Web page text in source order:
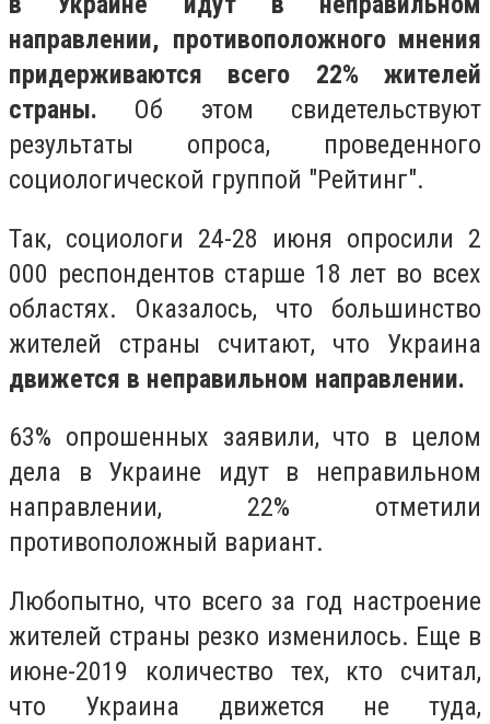
направлении, противоположного мнения
придерживаются всего 22% жителей
страны. Об этом свидетельствуют
результаты опроса, проведенного
социологической группой "Рейтинг".
Так, социологи 24-28 июня опросили 2
000 респондентов старше 18 лет во всех
областях. Оказалось, что большинство
жителей страны считают, что Украина
движется в неправильном направлении.
63% опрошенных заявили, что в целом
дела в Украине идут в неправильном
направлении, 22% отметили
противоположный вариант.
Любопытно, что всего за год настроение
жителей страны резко изменилось. Еще в
июне-2019 количество тех, кто считал,
что Украина движется не туда,